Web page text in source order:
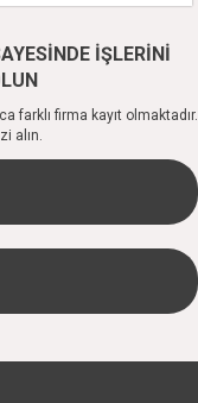
İŞLERİNİ
farklı firma kayıt olmaktadır.
alın.